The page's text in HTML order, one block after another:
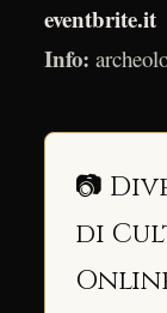
eventbrite.it
Info:
📷
di